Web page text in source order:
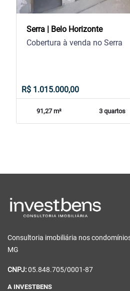
Serra | Belo Horizonte
Cobertura à venda no Serra
R$ 1.015.000,00
91,27 m² 3 quartos
Consultoria imobiliária nos
MG
CNPJ:05.848.705/0001-87
A INVESTBENS